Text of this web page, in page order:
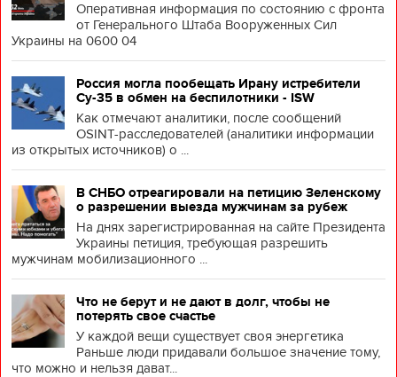
Оперативная информация по состоянию с фронта
от Генерального Штаба Вооруженных Сил
Украины на 0600 04
Россия могла пообещать Ирану истребители
Су-35 в обмен на беспилотники - ISW
Как отмечают аналитики, после сообщений
OSINT-расследователей (аналитики информации
из открытых источников) о ...
В СНБО отреагировали на петицию Зеленскому
о разрешении выезда мужчинам за рубеж
На днях зарегистрированная на сайте Президента
Украины петиция, требующая разрешить
мужчинам мобилизационного ...
Что не берут и не дают в долг, чтобы не
потерять свое счастье
У каждой вещи существует своя энергетика
Раньше люди придавали большое значение тому,
что можно и нельзя дават...